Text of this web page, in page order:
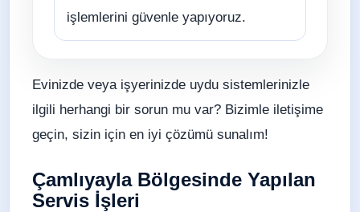
işlemlerini güvenle yapıyoruz.
Evinizde veya işyerinizde uydu sistemlerinizle
ilgili herhangi bir sorun mu var? Bizimle iletişime
geçin, sizin için en iyi çözümü sunalım!
Çamlıyayla Bölgesinde Yapılan
Servis İşleri